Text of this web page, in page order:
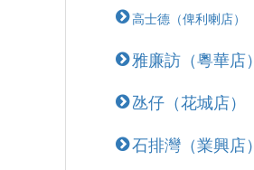
高士德（俾利喇店）
雅廉訪（粵華店）
氹仔（花城店）
石排灣（業興店）